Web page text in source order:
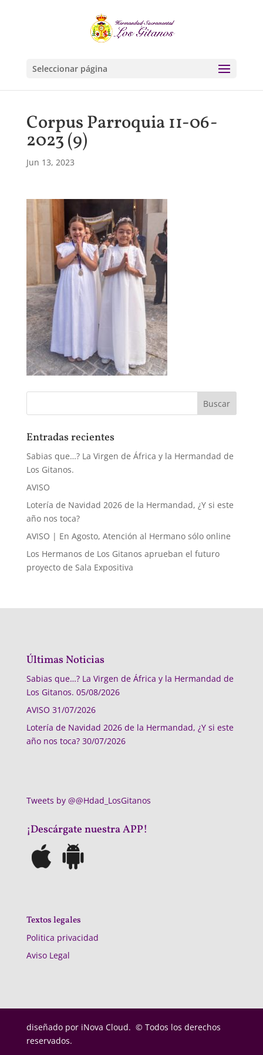
Seleccionar página
Corpus Parroquia 11-06-
2023 (9)
Jun 13, 2023
Entradas recientes
Sabias que…? La Virgen de África y la Hermandad de
Los Gitanos.
AVISO
Lotería de Navidad 2026 de la Hermandad, ¿Y si este
año nos toca?
AVISO | En Agosto, Atención al Hermano sólo online
Los Hermanos de Los Gitanos aprueban el futuro
proyecto de Sala Expositiva
Últimas Noticias
Sabias que…? La Virgen de África y la Hermandad de
Los Gitanos. 05/08/2026
AVISO 31/07/2026
Lotería de Navidad 2026 de la Hermandad, ¿Y si este
año nos toca? 30/07/2026
Tweets by @@Hdad_LosGitanos
¡Descárgate nuestra APP!
Textos legales
Politica privacidad
Aviso Legal
diseñado por iNova Cloud. © Todos los derechos
reservados.